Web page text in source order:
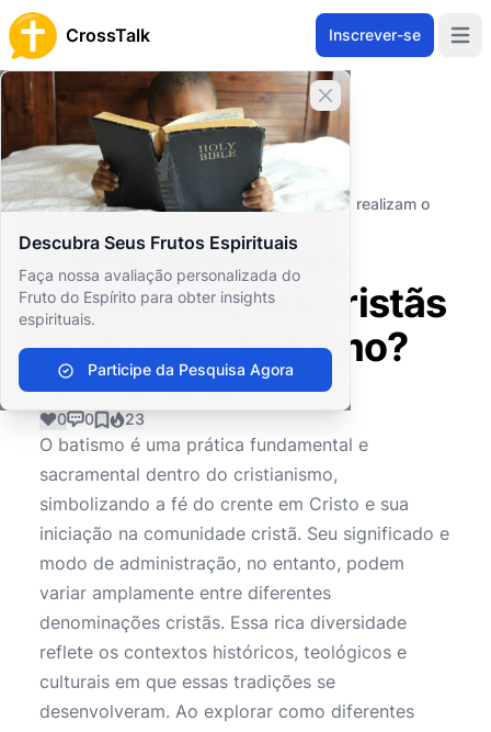
CrossTalk Inscrever-se
Fechar banner
Descubra Seus Frutos Espirituais
Faça nossa avaliação personalizada do
Fruto do Espírito para obter insights
espirituais.
Participe da Pesquisa Agora
Home
Arquivo de Perguntas
Conceitos Teológicos
Práticas Sagradas
Como diferentes denominações cristãs realizam o
Como diferentes
denominações cristãs
realizam o batismo?
0 0 23
O batismo é uma prática fundamental e
sacramental dentro do cristianismo,
simbolizando a fé do crente em Cristo e sua
iniciação na comunidade cristã. Seu significado e
modo de administração, no entanto, podem
variar amplamente entre diferentes
denominações cristãs. Essa rica diversidade
reflete os contextos históricos, teológicos e
culturais em que essas tradições se
desenvolveram. Ao explorar como diferentes